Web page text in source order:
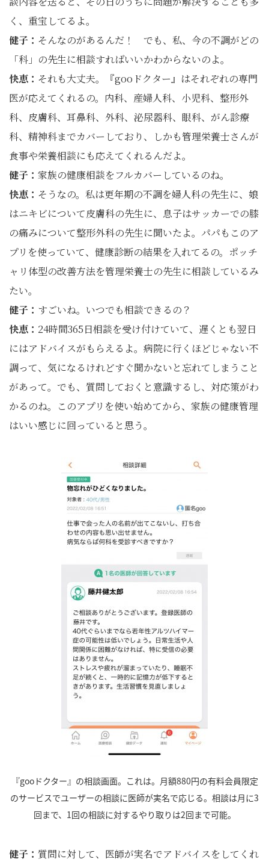
く、重宝してるよ。
健子： そんなのがあるんだ！ でも、私、今の不調がどの
「科」の先生に相談すればいいかわからないのよ。
快恵： それも大丈夫。『gooドクター』はそれぞれの専門
医が応えてくれるの。内科、産婦人科、小児科、整形外
科、皮膚科、耳鼻科、外科、泌尿器科、眼科、がん診療
科、精神科までカバーしており、しかも管理栄養士さんが
食事や栄養相談にも応えてくれるんだよ。
健子： 家族の健康相談をフルカバーしているのね。
快恵： そうなの。私は更年期の不調を婦人科の先生に、娘
はニキビについて皮膚科の先生に、息子はサッカーでの膝
の痛みについて整形外科の先生に聞いたよ。パパもこのア
プリを使っていて、健康診断の結果を入れてるの。ポッチ
ャリ体型の改善方法を管理栄養士の先生に相談しているみ
たい。
健子： すごいね。いつでも相談できるの？
快恵： 24時間365日相談を受け付けていて、遅くとも翌日
にはアドバイスがもらえるよ。病院に行くほどじゃない不
調って、気になるけれどすぐ聞かないと忘れてしまうこと
があって。でも、質問しておくと意識するし、対応策がわ
かるのね。このアプリを使い始めてから、家族の健康管理
はいい感じに回っていると思う。
『gooドクター』の相談画面。これは。月額880円の有料会員限定
のサービスでユーザーの相談に医師が実名で応じる。相談は月に3
回まで、1回の相談に対するやり取りは2回まで可能。
健子： 質問に対して、医師が実名でアドバイスをしてくれ